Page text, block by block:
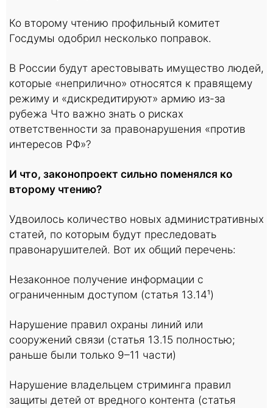
Ко второму чтению профильный комитет
Госдумы одобрил несколько поправок.
В России будут арестовывать имущество людей,
которые «неприлично» относятся к правящему
режиму и «дискредитируют» армию из-за
рубежа Что важно знать о рисках
ответственности за правонарушения «против
интересов РФ»?
И что, законопроект сильно поменялся ко
второму чтению?
Удвоилось количество новых административных
статей, по которым будут преследовать
правонарушителей. Вот их общий перечень:
Незаконное получение информации с
ограниченным доступом (статья 13.14¹)
Нарушение правил охраны линий или
сооружений связи (статья 13.15 полностью;
раньше были только 9–11 части)
Нарушение владельцем стриминга правил
защиты детей от вредного контента (статья